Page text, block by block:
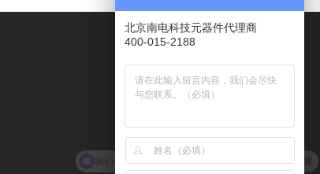
服务热线
400-015-2188
传真
010－62102078
北京南电科技元器件代理商
400-015-2188